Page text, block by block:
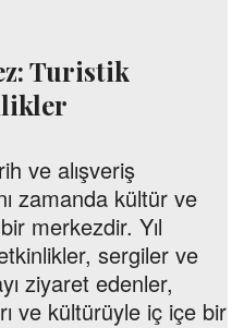
Turistik
ve alışveriş
zamanda kültür ve
merkezdir. Yıl
sergiler ve
ziyaret edenler,
ve kültürüyle iç içe bir